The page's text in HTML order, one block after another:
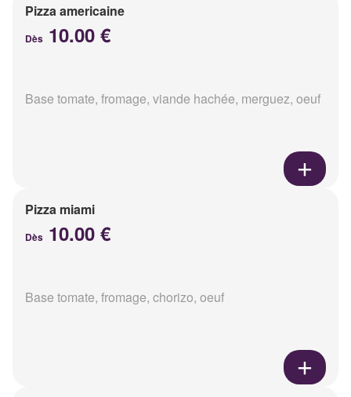
Pizza americaine
Dès 10.00 €
Base tomate, fromage, viande hachée, merguez, oeuf
Pizza miami
Dès 10.00 €
Base tomate, fromage, chorizo, oeuf